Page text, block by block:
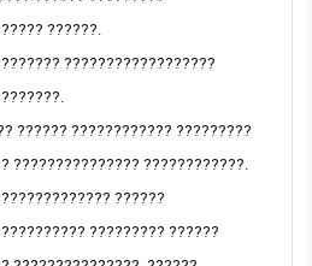
??????.
??????????????????
?????? ???????????? ?????????
??????????????? ????????????.
??????
????????? ??????